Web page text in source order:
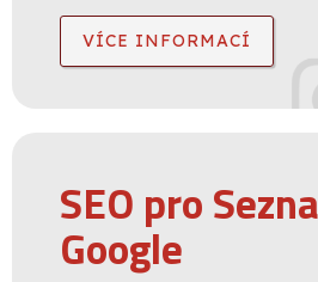
VÍCE INFORMACÍ
SEO pro
Google